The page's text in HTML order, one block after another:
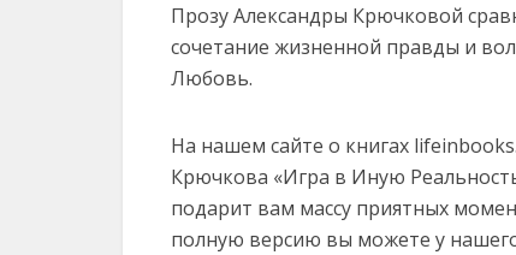
Прозу Александры Крючковой
сочетание жизненной правды и
Любовь.
На нашем сайте о книгах
Крючкова «Игра в Иную
подарит вам массу приятных
полную версию вы можете у